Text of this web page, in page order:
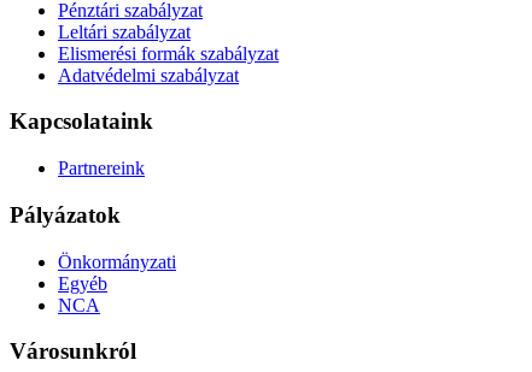
Pénztári szabályzat
Leltári szabályzat
Elismerési formák szabályzat
Adatvédelmi szabályzat
Kapcsolataink
Partnereink
Pályázatok
Önkormányzati
Egyéb
NCA
Városunkról